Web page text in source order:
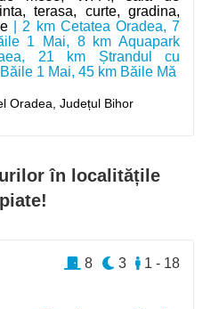
terasa, curte, gradina,
| 2 km Cetatea Oradea, 7
1 Mai, 8 km Aquapark
21 km Ștrandul cu
1 Mai, 45 km Băile Mă
Oradea,Județul Bihor
în localitățile
1 - 18
3
8